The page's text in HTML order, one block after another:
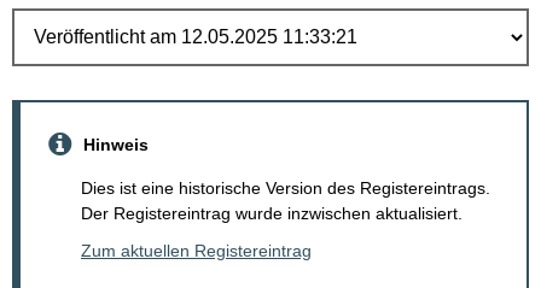
Hinweis
Dies ist eine historische Version des Registereintrags.
Der Registereintrag wurde inzwischen aktualisiert.
Zum aktuellen Registereintrag